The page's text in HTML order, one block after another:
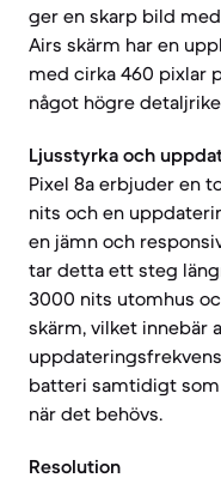
ger en skarp bild
Airs skärm har en
med cirka 460 pixlar
något högre
Ljusstyrka och
Pixel 8a erbjuder en
nits och en
en jämn och
tar detta ett steg
3000 nits utomhus
skärm, vilket innebär
batteri samtidigt
när det behövs.
Resolution